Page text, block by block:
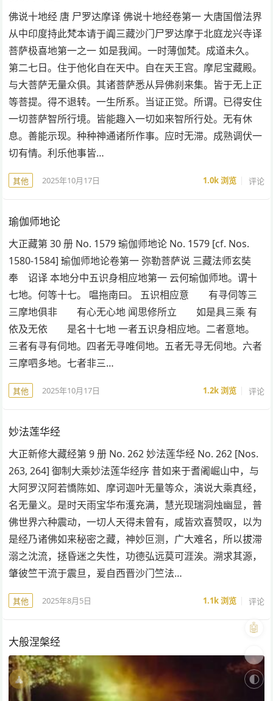
佛说十地经 唐 尸罗达摩译 佛说十地经卷第一 大唐国僧法界
从中印度持此梵本请于阗三藏沙门尸罗达摩于北庭龙兴寺译
菩萨极喜地第一之一 如是我闻。一时薄伽梵。成道未久。
第二七日。住于他化自在天中。自在天王宫。摩尼宝藏殿。
与大菩萨无量众俱。其诸菩萨悉从异佛刹来集。皆于无上正
等菩提。得不退转。一生所系。当证正觉。所谓。已得安住
一切菩萨智所行境。皆能趣入一切如来智所行处。无有休
息。善能示现。种种神通诸所作事。应时无滞。成熟调伏一
切有情。利乐他事皆…
其他 2025年10月17日 1.0k浏览 评论
瑜伽师地论
大正藏第 30 册 No. 1579 瑜伽师地论 No. 1579 [cf. Nos.
1580-1584] 瑜伽师地论卷第一 弥勒菩萨说 三藏法师玄奘
奉 诏译 本地分中五识身相应地第一 云何瑜伽师地。谓十
七地。何等十七。 嗢拖南曰。 五识相应意 有寻伺等三
三摩地俱非 有心无心地 闻思修所立 如是具三乘 有
依及无依 是名十七地 一者五识身相应地。二者意地。
三者有寻有伺地。四者无寻唯伺地。五者无寻无伺地。六者
三摩呬多地。七者非三…
其他 2025年10月17日 1.2k浏览 评论
妙法莲华经
大正新修大藏经第 9 册 No. 262 妙法莲华经 No. 262 [Nos.
263, 264] 御制大乘妙法莲华经序 昔如来于耆阇崛山中，与
大阿罗汉阿若憍陈如、摩诃迦叶无量等众，演说大乘真经，
名无量义。是时天雨宝华布濩充满，慧光现瑞洞烛幽显，普
佛世界六种震动，一切人天得未曾有，咸皆欢喜赞叹，以为
是经乃诸佛如来秘密之藏，神妙叵测，广大难名，所以拔滞
溺之沈流，拯昏迷之失性，功德弘远莫可涯涘。溯求其源，
肇彼竺干流于震旦，爰自西晋沙门竺法…
其他 2025年8月5日 1.1k浏览 评论
大般涅槃经
🌓
🧘
🤖
🎨